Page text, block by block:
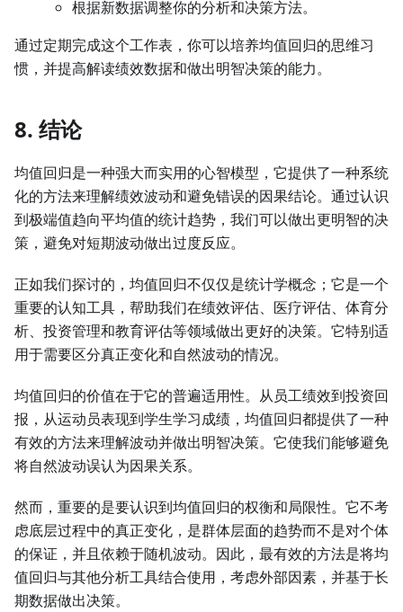
根据新数据调整你的分析和决策方法。
通过定期完成这个工作表，你可以培养均值回归的思维习
惯，并提高解读绩效数据和做出明智决策的能力。
8. 结论
均值回归是一种强大而实用的心智模型，它提供了一种系统
化的方法来理解绩效波动和避免错误的因果结论。通过认识
到极端值趋向平均值的统计趋势，我们可以做出更明智的决
策，避免对短期波动做出过度反应。
正如我们探讨的，均值回归不仅仅是统计学概念；它是一个
重要的认知工具，帮助我们在绩效评估、医疗评估、体育分
析、投资管理和教育评估等领域做出更好的决策。它特别适
用于需要区分真正变化和自然波动的情况。
均值回归的价值在于它的普遍适用性。从员工绩效到投资回
报，从运动员表现到学生学习成绩，均值回归都提供了一种
有效的方法来理解波动并做出明智决策。它使我们能够避免
将自然波动误认为因果关系。
然而，重要的是要认识到均值回归的权衡和局限性。它不考
虑底层过程中的真正变化，是群体层面的趋势而不是对个体
的保证，并且依赖于随机波动。因此，最有效的方法是将均
值回归与其他分析工具结合使用，考虑外部因素，并基于长
期数据做出决策。